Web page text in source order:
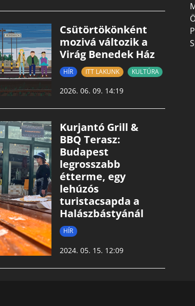
Csütörtökönként
mozivá változik a
Virág Benedek Ház
HÍR ITT LAKUNK KULTÚRA
2026. 06. 09. 14:19
Kurjantó Grill &
BBQ Terasz:
Budapest
legrosszabb
étterme, egy
lehúzós
turistacsapda a
Halászbástyánál
HÍR
2024. 05. 15. 12:09